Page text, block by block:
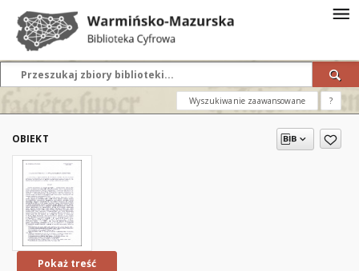
Wyszukiwanie zaawansowane ?
OBIEKT
Pokaż treść